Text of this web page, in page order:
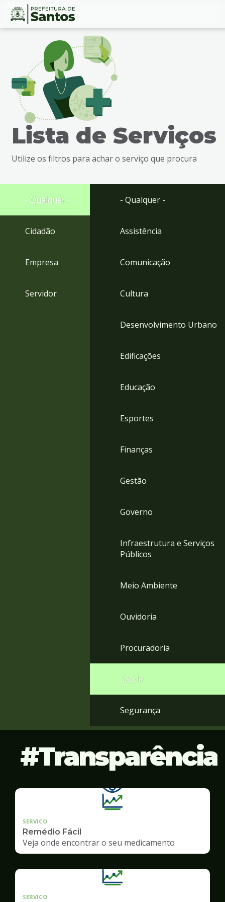
Ir
busca
Ir
rodapé
Conteúdo
Lista de Serviços
Utilize os filtros para achar o serviço que procura
- Qualquer -
Cidadão
Empresa
Servidor
- Qualquer -
Assistência
Comunicação
Cultura
Desenvolvimento Urbano
Edificações
Educação
Esportes
Finanças
Gestão
Governo
Infraestrutura e Serviços
Públicos
Meio Ambiente
Ouvidoria
Procuradoria
Saúde
Segurança
Transparência
SERVICO
Remédio Fácil
Veja onde encontrar o seu medicamento
SERVICO